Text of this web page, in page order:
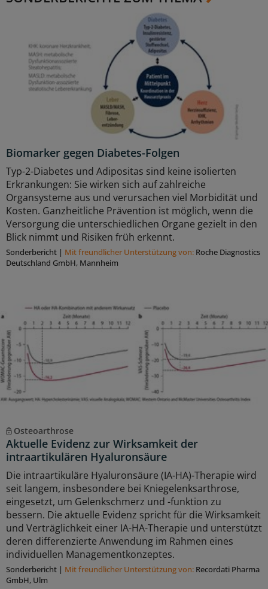
Biomarker gegen Diabetes-Folgen
Typ-2-Diabetes und Adipositas sind keine isolierten
Erkrankungen: Sie wirken sich auf zahlreiche
Organsysteme aus und verursachen viel Morbidität und
Kosten. Ganzheitliche Prävention ist möglich, wenn die
Versorgung die unterschiedlichen Organe gezielt in den
Blick nimmt und Risiken früh erkennt.
Sonderbericht | Mit freundlicher Unterstützung von: Roche Diagnostics
Deutschland GmbH, Mannheim
Osteoarthrose
Aktuelle Evidenz zur Wirksamkeit der
intraartikulären Hyaluronsäure
Die intraartikuläre Hyaluronsäure (IA-HA)-Therapie wird
seit langem, insbesondere bei Kniegelenksarthrose,
eingesetzt, um Gelenkschmerz und -funktion zu
bessern. Die aktuelle Evidenz spricht für die Wirksamkeit
und Verträglichkeit einer IA-HA-Therapie und unterstützt
deren differenzierte Anwendung im Rahmen eines
individuellen Managementkonzeptes.
Sonderbericht | Mit freundlicher Unterstützung von: Recordati Pharma
GmbH, Ulm